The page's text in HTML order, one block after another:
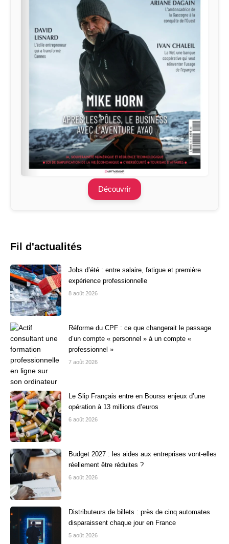
Découvrir
Fil d'actualités
Jobs d’été : entre salaire, fatigue et première
expérience professionnelle
8 août 2026
Réforme du CPF : ce que changerait le passage
d’un compte « personnel » à un compte «
professionnel »
7 août 2026
Le Slip Français entre en Bourss enjeux d’une
opération à 13 millions d’euros
6 août 2026
Budget 2027 : les aides aux entreprises vont-elles
réellement être réduites ?
6 août 2026
Distributeurs de billets : près de cinq automates
disparaissent chaque jour en France
5 août 2026